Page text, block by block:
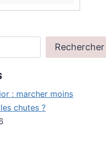
Rechercher
: marcher moins
chutes ?